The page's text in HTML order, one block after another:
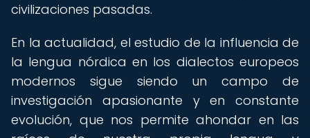
civilizaciones pasadas.
En la actualidad, el estudio de la influencia de
la lengua nórdica en los dialectos europeos
modernos sigue siendo un campo de
investigación apasionante y en constante
evolución, que nos permite ahondar en las